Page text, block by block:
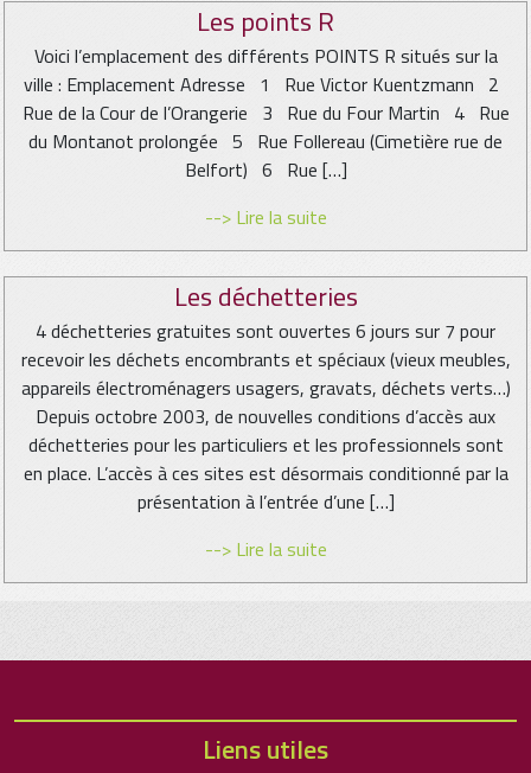
Les points R
Voici l’emplacement des différents POINTS R situés sur la
ville : Emplacement Adresse 1 Rue Victor Kuentzmann 2
Rue de la Cour de l’Orangerie 3 Rue du Four Martin 4 Rue
du Montanot prolongée 5 Rue Follereau (Cimetière rue de
Belfort) 6 Rue […]
--> Lire la suite
Les déchetteries
4 déchetteries gratuites sont ouvertes 6 jours sur 7 pour
recevoir les déchets encombrants et spéciaux (vieux meubles,
appareils électroménagers usagers, gravats, déchets verts…)
Depuis octobre 2003, de nouvelles conditions d’accès aux
déchetteries pour les particuliers et les professionnels sont
en place. L’accès à ces sites est désormais conditionné par la
présentation à l’entrée d’une […]
--> Lire la suite
Liens utiles